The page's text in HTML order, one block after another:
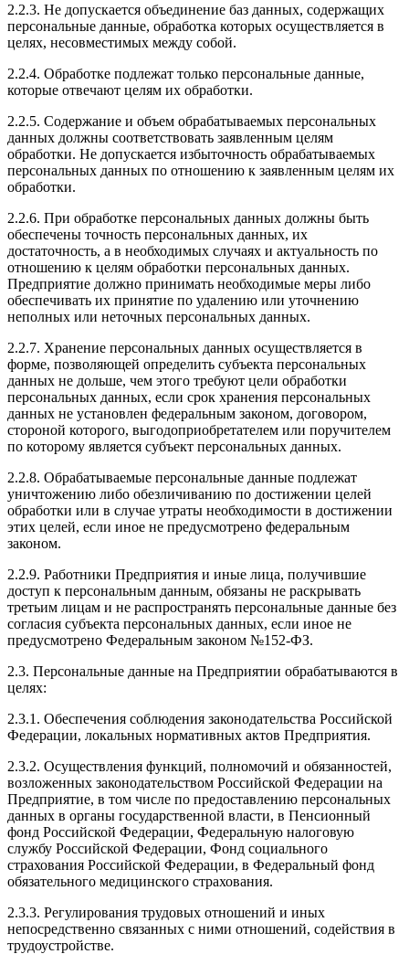
2.2.3. Не допускается объединение баз данных, содержащих
персональные данные, обработка которых осуществляется в
целях, несовместимых между собой.
2.2.4. Обработке подлежат только персональные данные,
которые отвечают целям их обработки.
2.2.5. Содержание и объем обрабатываемых персональных
данных должны соответствовать заявленным целям
обработки. Не допускается избыточность обрабатываемых
персональных данных по отношению к заявленным целям их
обработки.
2.2.6. При обработке персональных данных должны быть
обеспечены точность персональных данных, их
достаточность, а в необходимых случаях и актуальность по
отношению к целям обработки персональных данных.
Предприятие должно принимать необходимые меры либо
обеспечивать их принятие по удалению или уточнению
неполных или неточных персональных данных.
2.2.7. Хранение персональных данных осуществляется в
форме, позволяющей определить субъекта персональных
данных не дольше, чем этого требуют цели обработки
персональных данных, если срок хранения персональных
данных не установлен федеральным законом, договором,
стороной которого, выгодоприобретателем или поручителем
по которому является субъект персональных данных.
2.2.8. Обрабатываемые персональные данные подлежат
уничтожению либо обезличиванию по достижении целей
обработки или в случае утраты необходимости в достижении
этих целей, если иное не предусмотрено федеральным
законом.
2.2.9. Работники Предприятия и иные лица, получившие
доступ к персональным данным, обязаны не раскрывать
третьим лицам и не распространять персональные данные без
согласия субъекта персональных данных, если иное не
предусмотрено Федеральным законом №152-ФЗ.
2.3. Персональные данные на Предприятии обрабатываются в
целях:
2.3.1. Обеспечения соблюдения законодательства Российской
Федерации, локальных нормативных актов Предприятия.
2.3.2. Осуществления функций, полномочий и обязанностей,
возложенных законодательством Российской Федерации на
Предприятие, в том числе по предоставлению персональных
данных в органы государственной власти, в Пенсионный
фонд Российской Федерации, Федеральную налоговую
службу Российской Федерации, Фонд социального
страхования Российской Федерации, в Федеральный фонд
обязательного медицинского страхования.
2.3.3. Регулирования трудовых отношений и иных
непосредственно связанных с ними отношений, содействия в
трудоустройстве.